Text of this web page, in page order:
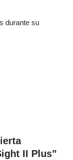
durante su
II Plus”